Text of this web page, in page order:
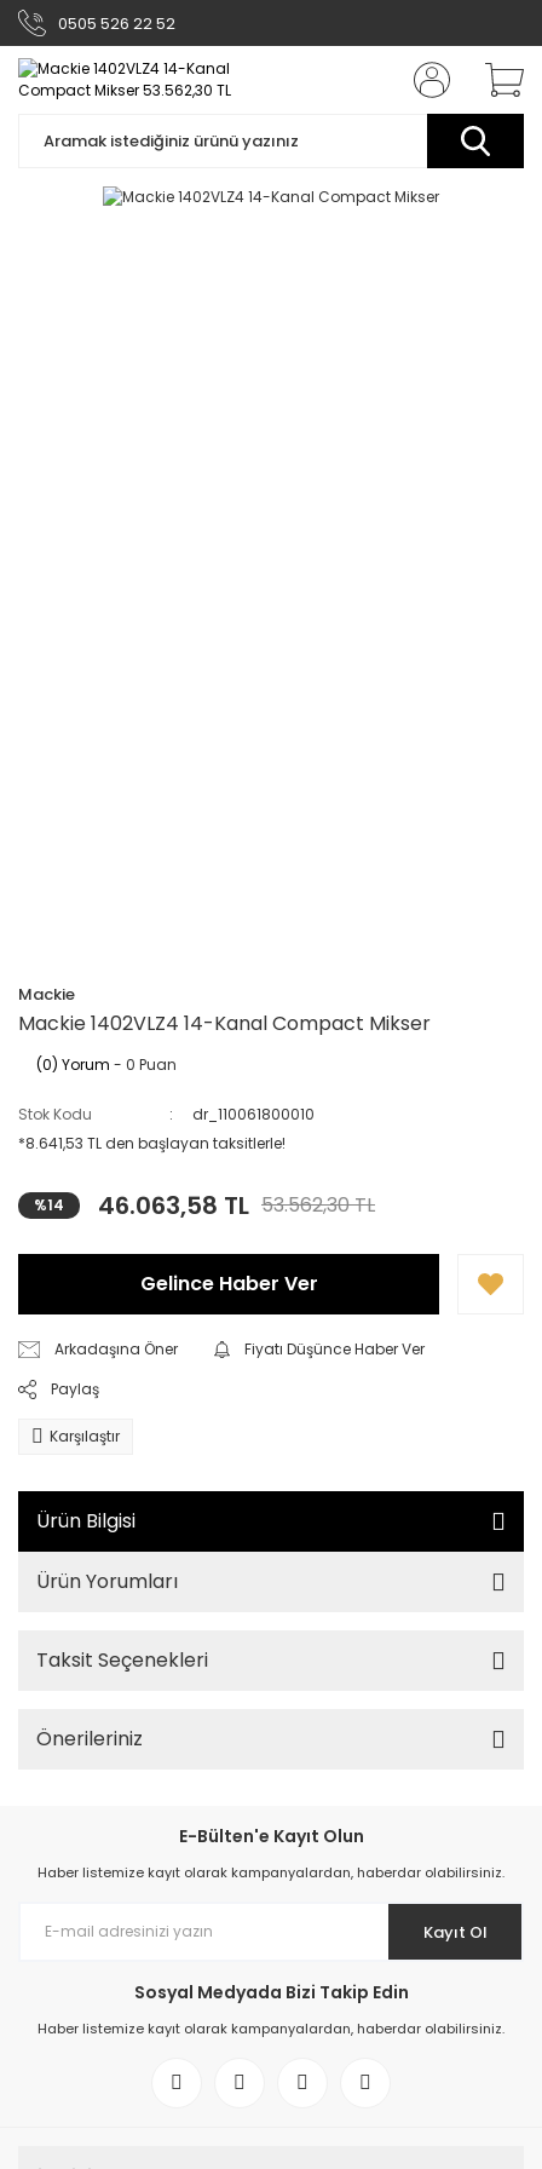
0505 526 22 52
Mackie
Mackie 1402VLZ4 14-Kanal Compact Mikser
(0) Yorum - 0 Puan
Stok Kodu
dr_110061800010
*8.641,53 TL den başlayan taksitlerle!
%14 46.063,58 TL 53.562,30 TL
Gelince Haber Ver
Arkadaşına Öner
Fiyatı Düşünce Haber Ver
Paylaş
Karşılaştır
Ürün Bilgisi
Ürün Yorumları
Taksit Seçenekleri
Önerileriniz
E-Bülten'e Kayıt Olun
Haber listemize kayıt olarak kampanyalardan, haberdar olabilirsiniz.
Kayıt Ol
Sosyal Medyada Bizi Takip Edin
Haber listemize kayıt olarak kampanyalardan, haberdar olabilirsiniz.